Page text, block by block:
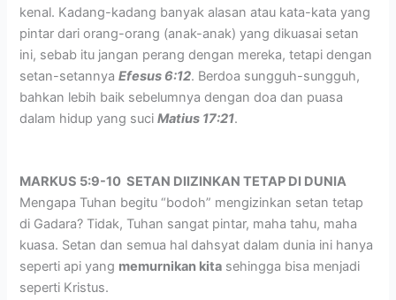
kenal. Kadang-kadang banyak alasan atau kata-kata yang
pintar dari orang-orang (anak-anak) yang dikuasai setan
ini, sebab itu jangan perang dengan mereka, tetapi dengan
setan-setannyaEfesus 6:12. Berdoa sungguh-sungguh,
bahkan lebih baik sebelumnya dengan doa dan puasa
dalam hidup yang suciMatius 17:21.
MARKUS 5:9-10 SETAN DIIZINKAN TETAP DI DUNIA
Mengapa Tuhan begitu “bodoh” mengizinkan setan tetap
di Gadara? Tidak, Tuhan sangat pintar, maha tahu, maha
kuasa. Setan dan semua hal dahsyat dalam dunia ini hanya
seperti api yang memurnikan kita sehingga bisa menjadi
seperti Kristus.